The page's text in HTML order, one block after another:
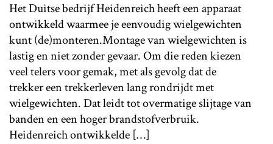
Het Duitse bedrijf Heidenreich heeft een apparaat
ontwikkeld waarmee je eenvoudig wielgewichten
kunt (de)monteren.Montage van wielgewichten is
lastig en niet zonder gevaar. Om die reden kiezen
veel telers voor gemak, met als gevolg dat de
trekker een trekkerleven lang rondrijdt met
wielgewichten. Dat leidt tot overmatige slijtage van
banden en een hoger brandstofverbruik.
Heidenreich ontwikkelde […]